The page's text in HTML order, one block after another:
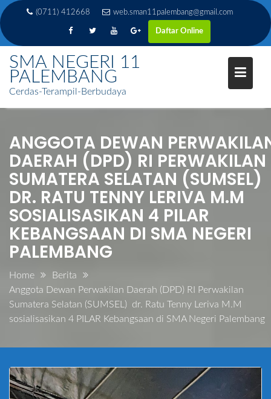
content
(0711) 412668 web.sman11palembang@gmail.com
Daftar Online
SMA NEGERI 11
PALEMBANG
Cerdas-Terampil-Berbudaya
ANGGOTA DEWAN
DAERAH (DPD) RI PERWAKILAN
SUMATERA SELATAN (SUMSEL)
DR. RATU TENNY LERIVA M.M
SOSIALISASIKAN 4 PILAR
KEBANGSAAN DI SMA NEGERI
PALEMBANG
Home
Berita
Anggota Dewan Perwakilan Daerah (DPD) RI Perwakilan
Sumatera Selatan (SUMSEL) dr. Ratu Tenny Leriva M.M
sosialisasikan 4 PILAR Kebangsaan di SMA Negeri Palembang